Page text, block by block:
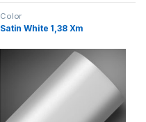
Color
Satin White 1,38 Xm